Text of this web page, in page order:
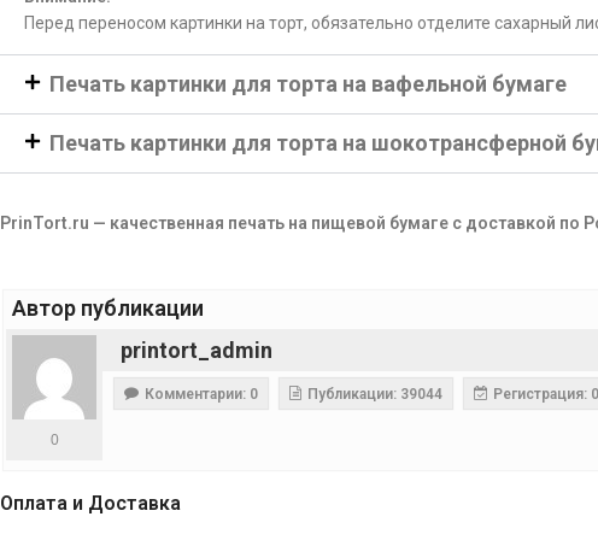
Перед переносом картинки на торт, обязательно отделите сахарный
Печать картинки для торта на вафельной бумаге
Печать картинки для торта на шокотрансферной
PrinTort.ru — качественная печать на пищевой бумаге с доставкой по
Автор публикации
printort_admin
0
Комментарии: 0 Публикации: 39044 Регистрация:
Оплата и Доставка